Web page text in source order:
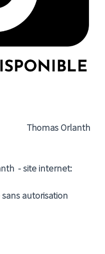
Thomas Orlanth
- site internet:
autorisation